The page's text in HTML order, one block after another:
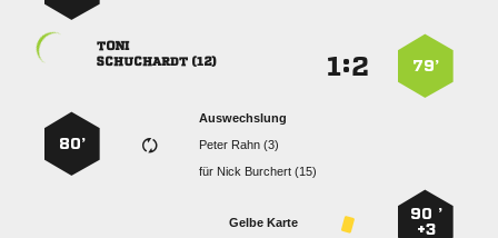
79’
:

 
Auswechslung
  
für   
80’
90 ’
+3
Gelbe Karte